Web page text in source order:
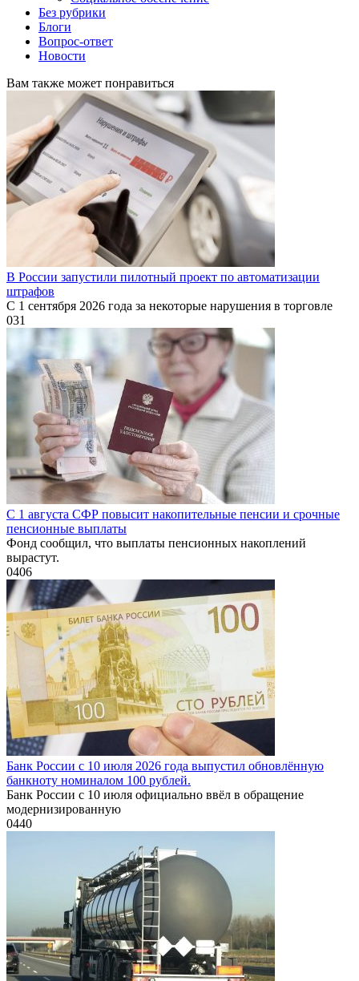
Без рубрики
Блоги
Вопрос-ответ
Новости
Вам также может понравиться
В России запустили пилотный проект по автоматизации
штрафов
С 1 сентября 2026 года за некоторые нарушения в торговле
031
С 1 августа СФР повысит накопительные пенсии и срочные
пенсионные выплаты
Фонд сообщил, что выплаты пенсионных накоплений
вырастут.
0406
Банк России с 10 июля 2026 года выпустил обновлённую
банкноту номиналом 100 рублей.
Банк России с 10 июля официально ввёл в обращение
модернизированную
0440